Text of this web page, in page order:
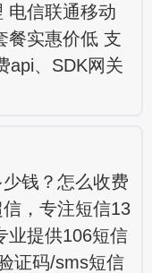
电信联通移动
餐实惠价低 支
api、SDK网关
钱？怎么收费
，专注短信13
业提供106短信
证码/sms短信